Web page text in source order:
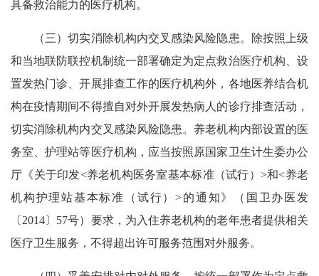
具备救治能力的医疗机构。
（三）切实消除机构内交叉感染风险隐患。除按照上级
和当地联防联控机制统一部署确定为定点救治医疗机构、设
置发热门诊、开展排查工作的医疗机构外，各地医养结合机
构在疫情期间不得擅自对外开展发热病人的诊疗排查活动，
切实消除机构内交叉感染风险隐患。养老机构内部设置的医
务室、护理站等医疗机构，应当按照原国家卫生计生委办公
厅《关于印发<养老机构医务室基本标准（试行）>和<养老
机构护理站基本标准（试行）>的通知》（国卫办医发
〔2014〕57号）要求，为入住养老机构的老年患者提供相关
医疗卫生服务，不得超出许可服务范围对外服务。